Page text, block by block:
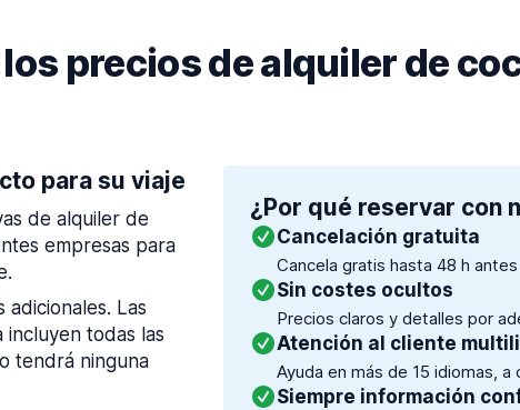
precios de alquiler de
para su viaje
de alquiler de
empresas para
Las
todas las
tendrá ninguna
¿Por qué reservar con
Cancelación gratuita
Cancela gratis hasta 48 h
Sin costes ocultos
Precios claros y detalles por
Atención al cliente
Ayuda en más de 15 idiomas, a
Siempre información